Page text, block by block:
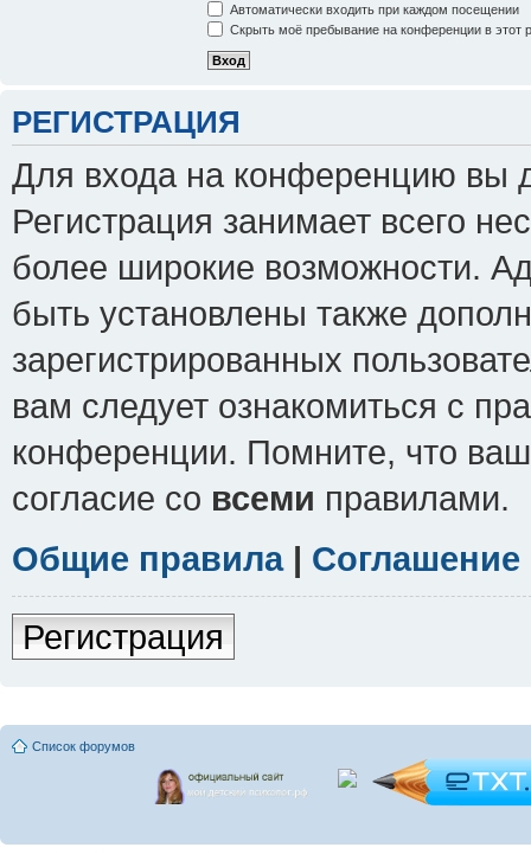
Автоматически входить при каждом посещении
Скрыть моё пребывание на конференции в этот
РЕГИСТРАЦИЯ
Для входа на конференцию вы
Регистрация занимает всего
более широкие возможности.
быть установлены также
зарегистрированных
вам следует ознакомиться с
конференции. Помните, что
согласие со всеми правилами.
Общие правила|
Регистрация
Список форумов